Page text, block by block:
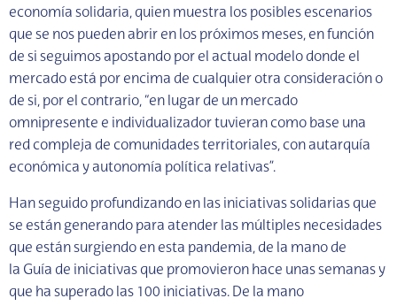
economía solidaria, quien muestra los posibles escenarios
que se nos pueden abrir en los próximos meses, en función
de si seguimos apostando por el actual modelo donde el
mercado está por encima de cualquier otra consideración o
de si, por el contrario, “en lugar de un mercado
omnipresente e individualizador tuvieran como base una
red compleja de comunidades territoriales, con autarquía
económica y autonomía política relativas”.
Han seguido profundizando en las iniciativas solidarias que
se están generando para atender las múltiples necesidades
que están surgiendo en esta pandemia, de la mano de
la Guía de iniciativas que promovieron hace unas semanas y
que ha superado las 100 iniciativas. De la mano